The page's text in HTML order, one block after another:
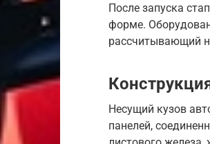
После запуска
форме.
рассчитывающий
Несущий кузов
панелей,